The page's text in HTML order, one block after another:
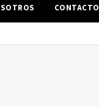
CONTACTO